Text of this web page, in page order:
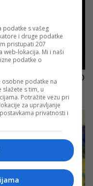
podatke s vašeg
i druge podatke
pristupati 207
lokacija. Mi i naši
podatke o
osobne podatke na
s tim, u
Potražite vezu pri
za upravljanje
privatnosti i